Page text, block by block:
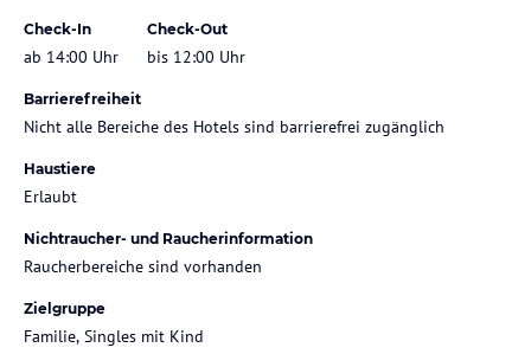
Check-In
ab 14:00 Uhr
Check-Out
bis 12:00 Uhr
Barrierefreiheit
Nicht alle Bereiche des Hotels sind barrierefrei zugänglich
Haustiere
Erlaubt
Nichtraucher- und Raucherinformation
Raucherbereiche sind vorhanden
Zielgruppe
Familie, Singles mit Kind